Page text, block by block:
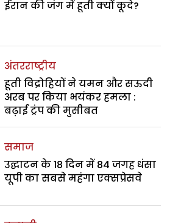
ईरान की जंग में हूती क्यों कूदे?
अंतरराष्ट्रीय
हूती विद्रोहियों ने यमन और सऊदी
अरब पर किया भयंकर हमला :
बढ़ाई ट्रंप की मुसीबत
समाज
उद्घाटन के 18 दिन में 84 जगह धंसा
यूपी का सबसे महंगा एक्सप्रेसवे